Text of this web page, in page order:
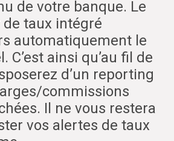
de votre banque. Le
taux intégré
automatiquement le
C’est ainsi qu’au fil de
d’un reporting
commissions
Il ne vous restera
vos alertes de taux